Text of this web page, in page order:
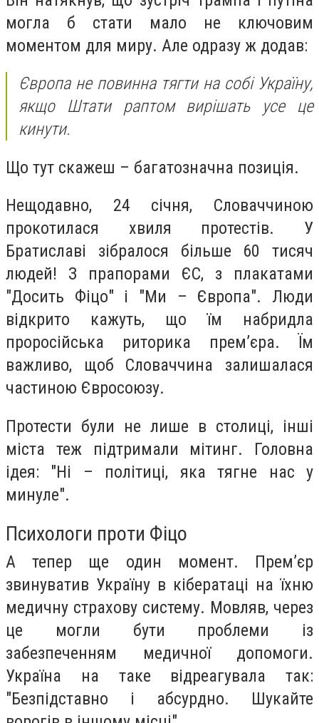
могла б стати мало не ключовим
моментом для миру. Але одразу ж додав:
Європа не повинна тягти на собі Україну,
якщо Штати раптом вирішать усе це
кинути.
Що тут скажеш – багатозначна позиція.
Нещодавно, 24 січня, Словаччиною
прокотилася хвиля протестів. У
Братиславі зібралося більше 60 тисяч
людей! З прапорами ЄС, з плакатами
"Досить Фіцо" і "Ми – Європа". Люди
відкрито кажуть, що їм набридла
проросійська риторика прем’єра. Їм
важливо, щоб Словаччина залишалася
частиною Євросоюзу.
Протести були не лише в столиці, інші
міста теж підтримали мітинг. Головна
ідея: "Ні – політиці, яка тягне нас у
минуле".
Психологи проти Фіцо
А тепер ще один момент. Прем’єр
звинуватив Україну в кібератаці на їхню
медичну страхову систему. Мовляв, через
це могли бути проблеми із
забезпеченням медичної допомоги.
Україна на таке відреагувала так:
"Безпідставно і абсурдно. Шукайте